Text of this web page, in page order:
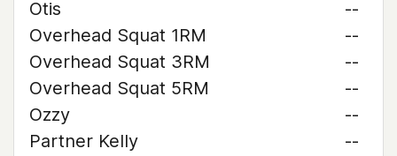
Otis
--
Overhead Squat 1RM
--
Overhead Squat 3RM
--
Overhead Squat 5RM
--
Ozzy
--
Partner Kelly
--